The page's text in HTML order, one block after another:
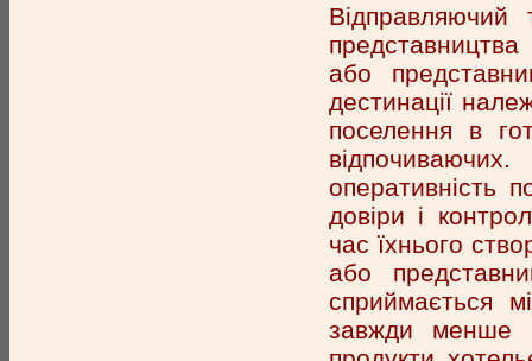
Відправляючий
або
дестинації
поселення в
оперативність
довіри і
час їхнього
або
сприймається
завжди менше